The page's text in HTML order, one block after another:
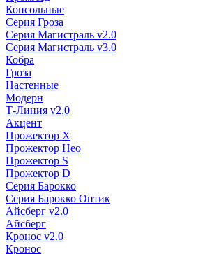
Консольные
Серия Гроза
Серия Магистраль v2.0
Серия Магистраль v3.0
Кобра
Гроза
Настенные
Модерн
Т-Линия v2.0
Акцент
Прожектор X
Прожектор Нео
Прожектор S
Прожектор D
Серия Барокко
Серия Барокко Оптик
Айсберг v2.0
Айсберг
Кронос v2.0
Кронос